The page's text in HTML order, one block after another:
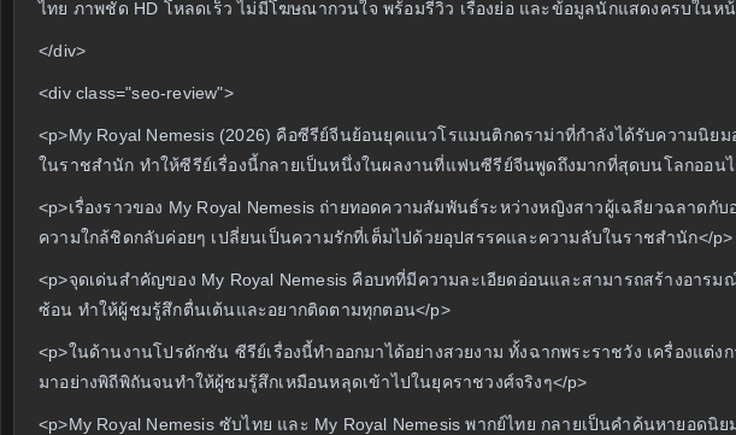
ไทย ภาพชัด HD โหลดเร็ว ไม่มีโฆษณากวนใจ พร้อมรีวิว เรื่องย่อ และข้อมูลนักแสดงครบในหน้
</div>
<div class="seo-review">
<p>My Royal Nemesis (2026) คือซีรีย์จีนย้อนยุคแนวโรแมนติกดราม่าที่กำลังได้รับความนิ
ในราชสำนัก ทำให้ซีรีย์เรื่องนี้กลายเป็นหนึ่งในผลงานที่แฟนซีรีย์จีนพูดถึงมากที่สุดบนโลกออน
<p>เรื่องราวของ My Royal Nemesis ถ่ายทอดความสัมพันธ์ระหว่างหญิงสาวผู้เฉลียวฉลาดกั
ความใกล้ชิดกลับค่อยๆ เปลี่ยนเป็นความรักที่เต็มไปด้วยอุปสรรคและความลับในราชสำนัก</p>
<p>จุดเด่นสำคัญของ My Royal Nemesis คือบทที่มีความละเอียดอ่อนและสามารถสร้างอาร
ซ้อน ทำให้ผู้ชมรู้สึกตื่นเต้นและอยากติดตามทุกตอน</p>
<p>ในด้านงานโปรดักชัน ซีรีย์เรื่องนี้ทำออกมาได้อย่างสวยงาม ทั้งฉากพระราชวัง เครื่องแต่
มาอย่างพิถีพิถันจนทำให้ผู้ชมรู้สึกเหมือนหลุดเข้าไปในยุคราชวงศ์จริงๆ</p>
<p>My Royal Nemesis ซับไทย และ My Royal Nemesis พากย์ไทย กลายเป็นคำค้นหายอด